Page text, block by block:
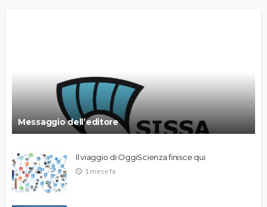
Messaggio dell’editore
Il viaggio di OggiScienza finisce qui
1 mese fa